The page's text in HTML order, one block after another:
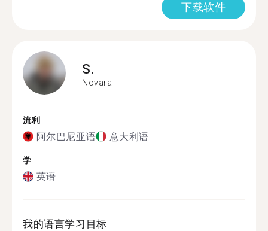
下载软件
S.
Novara
流利
阿尔巴尼亚语 意大利语
学
英语
我的语言学习目标